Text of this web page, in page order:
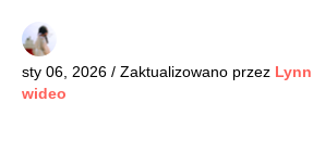
sty 06, 2026 / Zaktualizowano przez
wideo